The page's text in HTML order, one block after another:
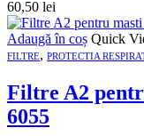
60,50 lei
Adaugă în coș Quick
FILTRE, PROTECTIA
Filtre A2
6055